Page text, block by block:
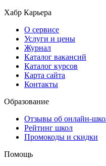
Хабр Карьера
О сервисе
Услуги и цены
Журнал
Каталог вакансий
Каталог курсов
Карта сайта
Контакты
Образование
Отзывы об онлайн-
Рейтинг школ
Промокоды и скидки
Помощь